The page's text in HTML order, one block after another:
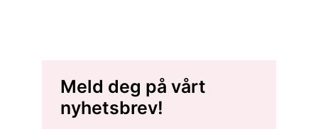
Meld deg på vårt
nyhetsbrev!